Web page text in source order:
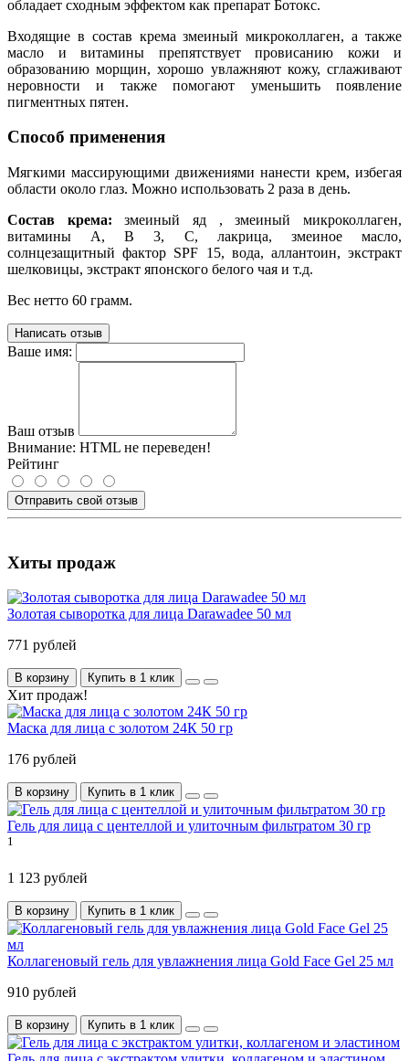
обладает сходным эффектом как препарат Ботокс.
Входящие в состав крема змеиный микроколлаген, а также
масло и витамины препятствует провисанию кожи и
образованию морщин, хорошо увлажняют кожу, сглаживают
неровности и также помогают уменьшить появление
пигментных пятен.
Способ применения
Мягкими массирующими движениями нанести крем, избегая
области около глаз. Можно использовать 2 раза в день.
Состав крема: змеиный яд , змеиный микроколлаген,
витамины А, B 3, C, лакрица, змеиное масло,
солнцезащитный фактор SPF 15, вода, аллантоин, экстракт
шелковицы, экстракт японского белого чая и т.д.
Вес нетто 60 грамм.
Написать отзыв
Ваше имя:
Ваш отзыв
Внимание: HTML не переведен!
Рейтинг
Отправить свой отзыв
Хиты продаж
Золотая сыворотка для лица Darawadee 50 мл
771 рублей
В корзину Купить в 1 клик
Хит продаж!
Маска для лица с золотом 24К 50 гр
176 рублей
В корзину Купить в 1 клик
Гель для лица с центеллой и улиточным фильтратом 30 гр
1
1 123 рублей
В корзину Купить в 1 клик
Коллагеновый гель для увлажнения лица Gold Face Gel 25 мл
910 рублей
В корзину Купить в 1 клик